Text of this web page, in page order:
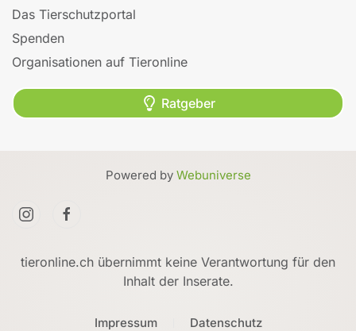
Das Tierschutzportal
Spenden
Organisationen auf Tieronline
Ratgeber
Powered by Webuniverse
tieronline.ch übernimmt keine Verantwortung für den
Inhalt der Inserate.
Impressum Datenschutz